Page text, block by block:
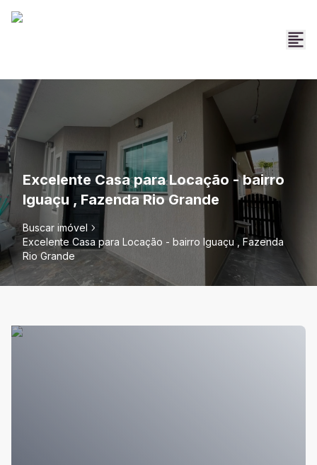
Excelente Casa para Locação - bairro
Iguaçu , Fazenda Rio Grande
Buscar imóvel
Excelente Casa para Locação - bairro Iguaçu , Fazenda
Rio Grande